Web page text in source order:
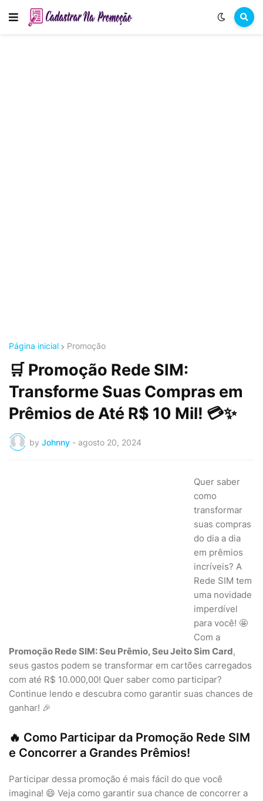
Página inicial Promoção
🛒 Promoção Rede SIM:
Transforme Suas Compras em
Prêmios de Até R$ 10 Mil! 💳✨
by Johnny - agosto 20, 2024
Quer saber
como
transformar
suas compras
do dia a dia
em prêmios
incríveis? A
Rede SIM tem
uma novidade
imperdível
para você! 🤩
Com a
Promoção Rede SIM: Seu Prêmio, Seu Jeito Sim Card,
seus gastos podem se transformar em cartões carregados
com até R$ 10.000,00! Quer saber como participar?
Continue lendo e descubra como garantir suas chances de
ganhar! 🎉
🔥 Como Participar da Promoção Rede SIM
e Concorrer a Grandes Prêmios!
Participar dessa promoção é mais fácil do que você
imagina! 😄 Veja como garantir sua chance de concorrer a